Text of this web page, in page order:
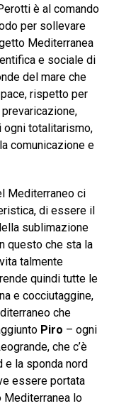
è al comando
per sollevare
Mediterranea
e sociale di
del mare che
rispetto per
totalitarismo,
comunicazione e
Mediterraneo ci
di essere il
sublimazione
questo che sta la
talmente
quindi tutte le
e cocciutaggine,
che
Piro – ogni
che c’è
e la sponda nord
essere portata
Mediterranea lo